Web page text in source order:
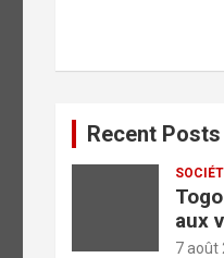
Recent Posts
aux
7 août